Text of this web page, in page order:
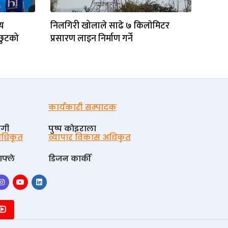
निलगिरी खोलाले साढे ७ किलाेमिटर
प्रसारण लाइन निर्माण गर्ने
कार्यकारी सम्पादक
पुष्प काेइराला
व्यापार विकास अधिकृत
डिजन कार्की